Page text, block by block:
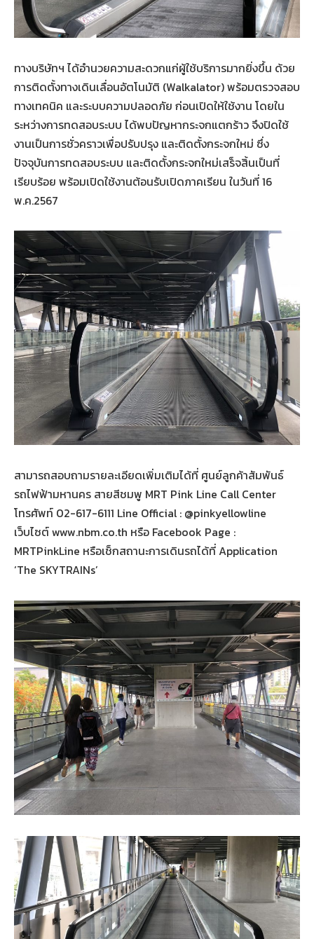
ทางบริษัทฯ ได้อำนวยความสะดวกแก่ผู้ใช้บริการมากยิ่งขึ้น ด้วย
การติดตั้งทางเดินเลื่อนอัตโนมัติ (Walkalator) พร้อมตรวจสอบ
ทางเทคนิค และระบบความปลอดภัย ก่อนเปิดให้ใช้งาน โดยใน
ระหว่างการทดสอบระบบ ได้พบปัญหากระจกแตกร้าว จึงปิดใช้
งานเป็นการชั่วคราวเพื่อปรับปรุง และติดตั้งกระจกใหม่ ซึ่ง
ปัจจุบันการทดสอบระบบ และติดตั้งกระจกใหม่เสร็จสิ้นเป็นที่
เรียบร้อย พร้อมเปิดใช้งานต้อนรับเปิดภาคเรียน ในวันที่ 16
พ.ค.2567
สามารถสอบถามรายละเอียดเพิ่มเติมได้ที่ ศูนย์ลูกค้าสัมพันธ์
รถไฟฟ้ามหานคร สายสีชมพู MRT Pink Line Call Center
โทรศัพท์ 02-617-6111 Line Official : @pinkyellowline
เว็บไซต์ www.nbm.co.th หรือ Facebook Page :
MRTPinkLine หรือเช็กสถานะการเดินรถได้ที่ Application
‘The SKYTRAINs’